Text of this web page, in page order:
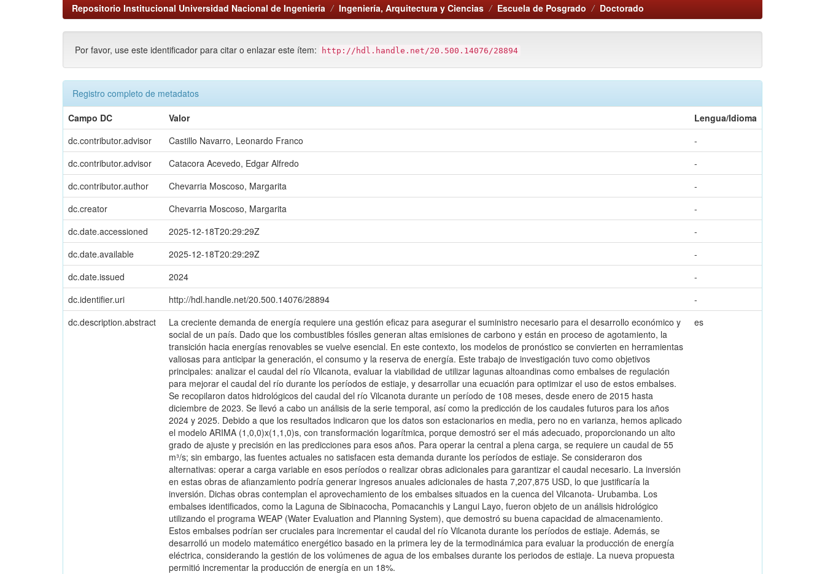
Repositorio Institucional Universidad Nacional de Ingeniería Ingeniería, Arquitectura y Ciencias Escuela de Posgrado Doctorado
Por favor, use este identificador para citar o enlazar este ítem: http://hdl.handle.net/20.500.14076/28894
Registro completo de metadatos
Campo DC
Valor
Lengua/Idioma
dc.contributor.advisor
Castillo Navarro, Leonardo Franco
-
dc.contributor.advisor
Catacora Acevedo, Edgar Alfredo
-
dc.contributor.author
Chevarria Moscoso, Margarita
-
dc.creator
Chevarria Moscoso, Margarita
-
dc.date.accessioned
2025-12-18T20:29:29Z
-
dc.date.available
2025-12-18T20:29:29Z
-
dc.date.issued
2024
-
dc.identifier.uri
http://hdl.handle.net/20.500.14076/28894
-
dc.description.abstract
La creciente demanda de energía requiere una gestión eficaz para asegurar el suministro necesario para el desarrollo económico y
social de un país. Dado que los combustibles fósiles generan altas emisiones de carbono y están en proceso de agotamiento, la
transición hacia energías renovables se vuelve esencial. En este contexto, los modelos de pronóstico se convierten en herramientas
valiosas para anticipar la generación, el consumo y la reserva de energía. Este trabajo de investigación tuvo como objetivos
principales: analizar el caudal del río Vilcanota, evaluar la viabilidad de utilizar lagunas altoandinas como embalses de regulación
para mejorar el caudal del río durante los períodos de estiaje, y desarrollar una ecuación para optimizar el uso de estos embalses.
Se recopilaron datos hidrológicos del caudal del río Vilcanota durante un período de 108 meses, desde enero de 2015 hasta
diciembre de 2023. Se llevó a cabo un análisis de la serie temporal, así como la predicción de los caudales futuros para los años
2024 y 2025. Debido a que los resultados indicaron que los datos son estacionarios en media, pero no en varianza, hemos aplicado
el modelo ARIMA (1,0,0)x(1,1,0)s, con transformación logarítmica, porque demostró ser el más adecuado, proporcionando un alto
grado de ajuste y precisión en las predicciones para esos años. Para operar la central a plena carga, se requiere un caudal de 55
m³/s; sin embargo, las fuentes actuales no satisfacen esta demanda durante los períodos de estiaje. Se consideraron dos
alternativas: operar a carga variable en esos períodos o realizar obras adicionales para garantizar el caudal necesario. La inversión
en estas obras de afianzamiento podría generar ingresos anuales adicionales de hasta 7,207,875 USD, lo que justificaría la
inversión. Dichas obras contemplan el aprovechamiento de los embalses situados en la cuenca del Vilcanota- Urubamba. Los
embalses identificados, como la Laguna de Sibinacocha, Pomacanchis y Langui Layo, fueron objeto de un análisis hidrológico
utilizando el programa WEAP (Water Evaluation and Planning System), que demostró su buena capacidad de almacenamiento.
Estos embalses podrían ser cruciales para incrementar el caudal del río Vilcanota durante los períodos de estiaje. Además, se
desarrolló un modelo matemático energético basado en la primera ley de la termodinámica para evaluar la producción de energía
eléctrica, considerando la gestión de los volúmenes de agua de los embalses durante los periodos de estiaje. La nueva propuesta
permitió incrementar la producción de energía en un 18%.
es